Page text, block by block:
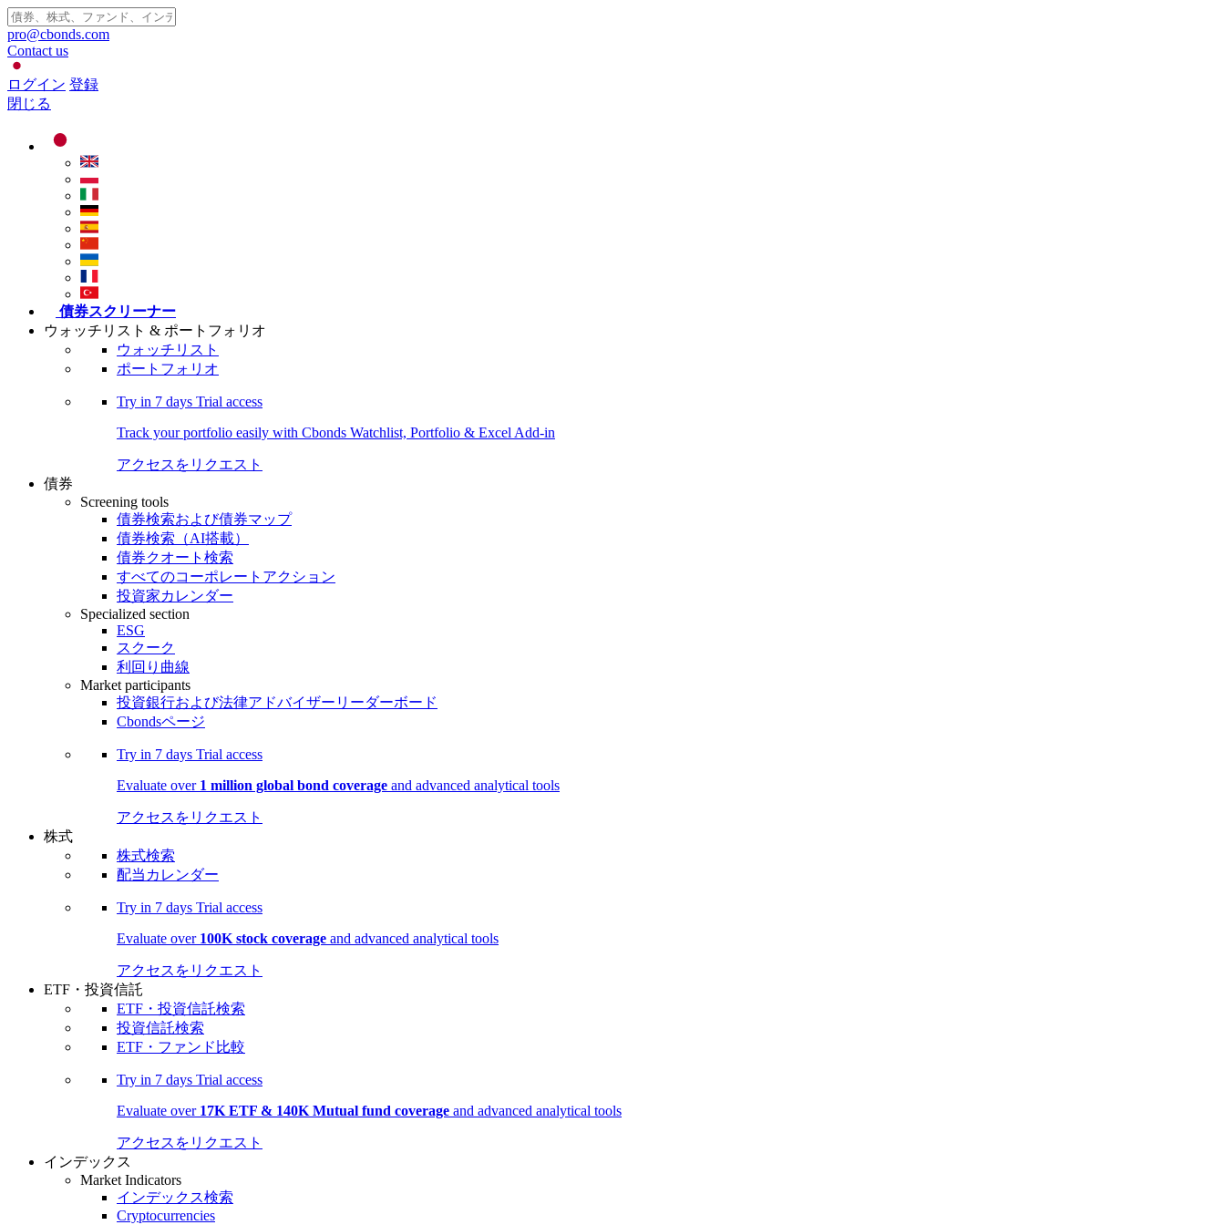
pro@cbonds.com
Contact us
ログイン 登録
閉じる
債券スクリーナー
ウォッチリスト & ポートフォリオ
ウォッチリスト
ポートフォリオ
Try in 7 days Trial access
Track your portfolio easily with Cbonds Watchlist, Portfolio & Excel Add-in
アクセスをリクエスト
債券
Screening tools
債券検索および債券マップ
債券検索（AI搭載）
債券クオート検索
すべてのコーポレートアクション
投資家カレンダー
Specialized section
ESG
スクーク
利回り曲線
Market participants
投資銀行および法律アドバイザーリーダーボード
Cbondsページ
Try in 7 days Trial access
Evaluate over 1 million global bond coverage and advanced analytical tools
アクセスをリクエスト
株式
株式検索
配当カレンダー
Try in 7 days Trial access
Evaluate over 100K stock coverage and advanced analytical tools
アクセスをリクエスト
ETF・投資信託
ETF・投資信託検索
投資信託検索
ETF・ファンド比較
Try in 7 days Trial access
Evaluate over 17K ETF & 140K Mutual fund coverage and advanced analytical tools
アクセスをリクエスト
インデックス
Market Indicators
インデックス検索
Cryptocurrencies